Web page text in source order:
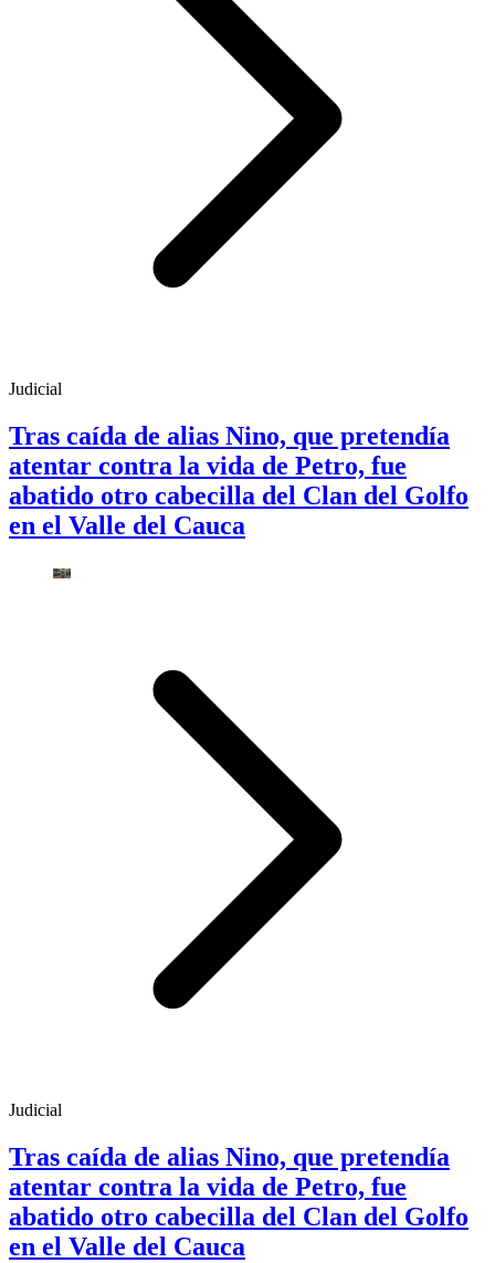
Judicial
Tras caída de alias Nino, que pretendía
atentar contra la vida de Petro, fue
abatido otro cabecilla del Clan del Golfo
en el Valle del Cauca
Judicial
Tras caída de alias Nino, que pretendía
atentar contra la vida de Petro, fue
abatido otro cabecilla del Clan del Golfo
en el Valle del Cauca